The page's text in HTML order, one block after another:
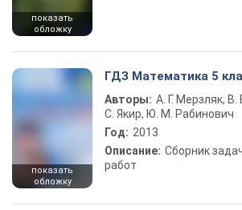
показать
обложку
показать
обложку
ГДЗ Математика 5
Авторы: А. Г. Мерзляк, В.
С. Якир, Ю. М. Рабинович
Год: 2013
Описание: Сборник
работ